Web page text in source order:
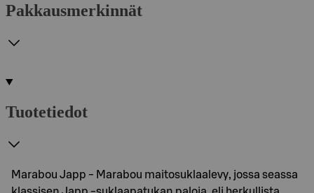
Pakkausmerkinnät
Tuotetiedot
Marabou Japp - Marabou maitosuklaalevy, jossa seassa